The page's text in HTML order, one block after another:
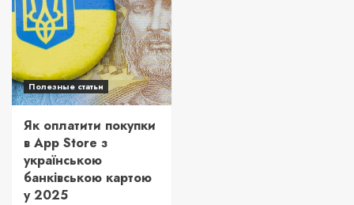
Полезные статьи
Як оплатити покупки
в App Store з
українською
банківською картою
у 2025